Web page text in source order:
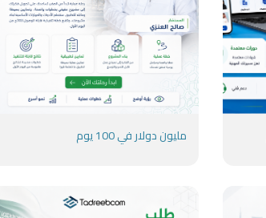
مليون دولار في 100 يوم